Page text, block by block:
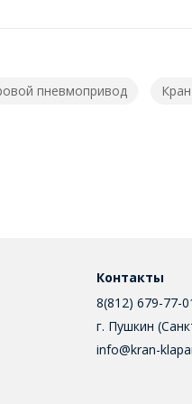
пневмопривод
Контакты
8(812) 679-77-
г. Пушкин
info@kran-